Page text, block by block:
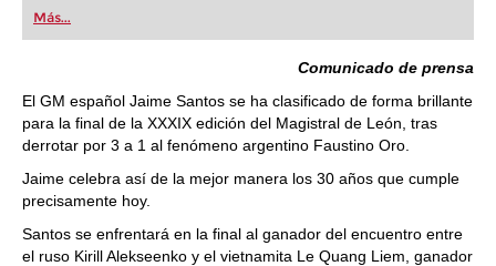
first steps into the world of club chess, or already
playing at a tournament level: with FRITZ, you can
train more efficiently, intelligently and with a
more personalised approach than ever before.
Más...
Comunicado de prensa
El GM español Jaime Santos se ha clasificado de forma brillante
para la final de la XXXIX edición del Magistral de León, tras
derrotar por 3 a 1 al fenómeno argentino Faustino Oro.
Jaime celebra así de la mejor manera los 30 años que cumple
precisamente hoy.
Santos se enfrentará en la final al ganador del encuentro entre
el ruso Kirill Alekseenko y el vietnamita Le Quang Liem, ganador